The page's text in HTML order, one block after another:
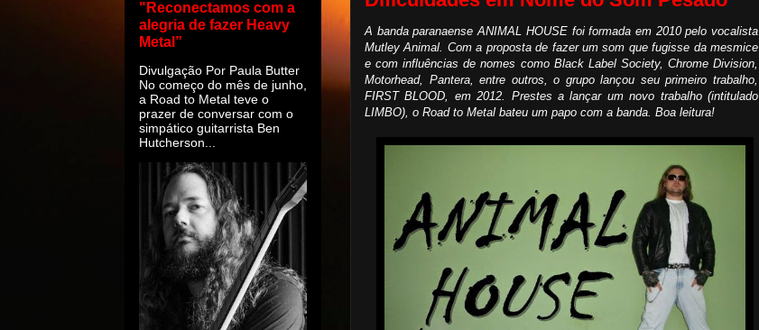
A banda paranaense ANIMAL HOUSE foi formada em 2010 pelo vocalista
Mutley Animal. Com a proposta de fazer um som que fugisse da mesmice
e com influências de nomes como Black Label Society, Chrome Division,
Motorhead, Pantera, entre outros, o grupo lançou seu primeiro trabalho,
FIRST BLOOD, em 2012. Prestes a lançar um novo trabalho (intitulado
LIMBO), o Road to Metal bateu um papo com a banda. Boa leitura!
"Reconectamos com a
alegria de fazer Heavy
Metal”
Divulgação Por Paula Butter
No começo do mês de junho,
a Road to Metal teve o
prazer de conversar com o
simpático guitarrista Ben
Hutcherson...